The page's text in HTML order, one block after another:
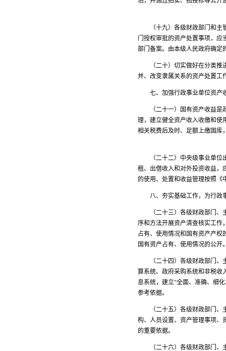
（十九）各级财政部门和主管
门授权审批的资产处置事项，应
部门备案。由本级人民政府确
（二十）切实做好在分类推进
并、改变隶属关系的资产处置
七、加强行政事业单位资产
（二十一）国有资产收益是政
理，建立健全资产收入收缴和使
相关税费后及时、足额上缴国库
（二十二）中央级事业单位出
租、出借收入和对外投资收益，
的使用、处置和收益管理按照
八、夯实基础工作，为行政
（二十三）各级财政部门、主
序和方法开展资产清查核实工作
占有、使用情况和国有资产产权
国有资产占有、使用情况的公
（二十四）各级财政部门、主
算系统、政府采购系统和非税收
息系统，建立“全面、准确、细
参考依据。
（二十五）各级财政部门、主
构、人员设置、资产管理事项、
的重要依据。
（二十六）各级财政部门、主